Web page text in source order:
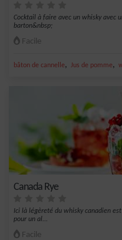
Cocktail à faire avec un whisky avec
barton&nbsp;
Facile
bâton de cannelle, Jus de pomme,
Canada Rye
Ici là légèreté du whisky canadien
pour un al...
Facile